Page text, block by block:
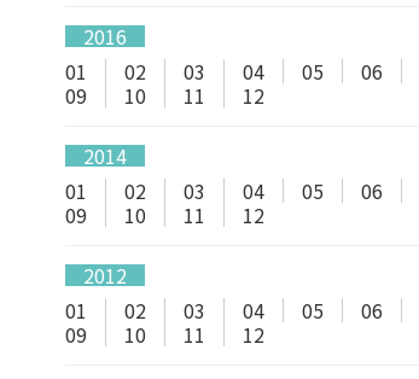
2016
01
02 03 04 05 06
09
10 11 12
2014
01
02 03 04 05 06
09
10 11 12
2012
01
02 03 04 05 06
09
10 11 12